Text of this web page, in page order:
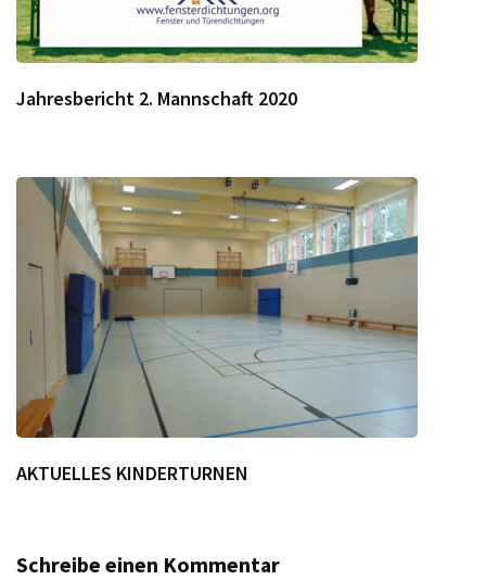
Jahresbericht 2. Mannschaft 2020
AKTUELLES KINDERTURNEN
Schreibe einen Kommentar